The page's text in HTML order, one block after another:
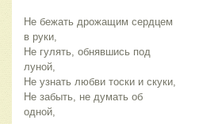
Не бежать дрожащим сердцем
в руки,
Не гулять, обнявшись под
луной,
Не узнать любви тоски и скуки,
Не забыть, не думать об
одной,